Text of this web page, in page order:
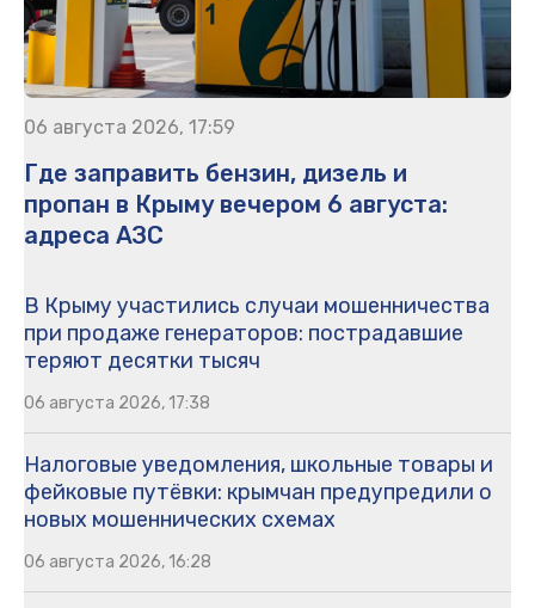
06 августа 2026, 17:59
Где заправить бензин, дизель и
пропан в Крыму вечером 6 августа:
адреса АЗС
В Крыму участились случаи мошенничества
при продаже генераторов: пострадавшие
теряют десятки тысяч
06 августа 2026, 17:38
Налоговые уведомления, школьные товары и
фейковые путёвки: крымчан предупредили о
новых мошеннических схемах
06 августа 2026, 16:28